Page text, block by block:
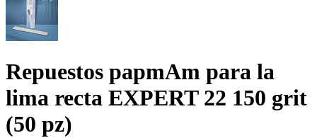
Repuestos papmAm para la
lima recta EXPERT 22 150 grit
(50 pz)